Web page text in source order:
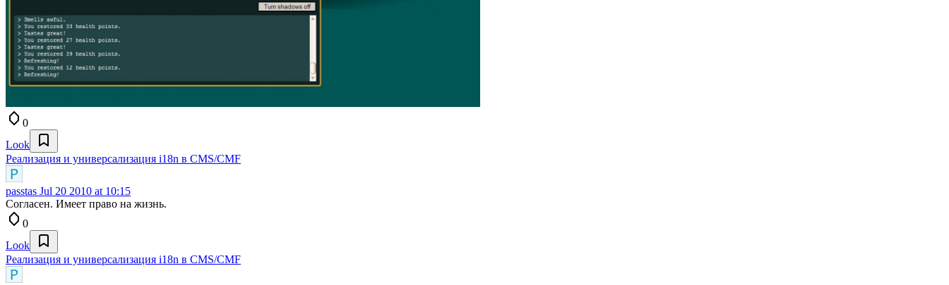
0
Look
Реализация и универсализация i18n в CMS/CMF
passtas Jul 20 2010 at 10:15
Согласен. Имеет право на жизнь.
0
Look
Реализация и универсализация i18n в CMS/CMF